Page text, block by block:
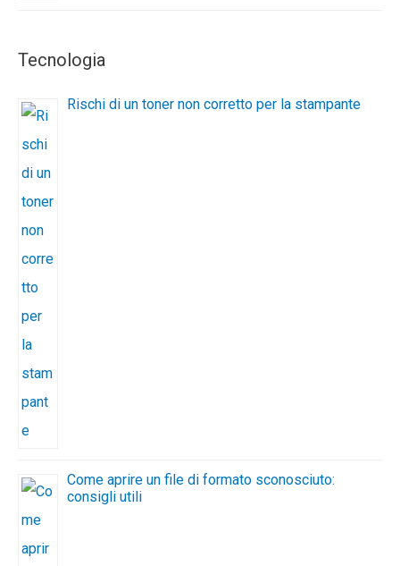
Tecnologia
Rischi di un toner non corretto per la stampante
Come aprire un file di formato sconosciuto:
consigli utili